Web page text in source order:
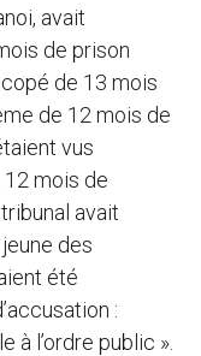
avait
de prison
de 13 mois
de 12 mois de
vus
mois de
avait
des
été
:
à l’ordre public ».